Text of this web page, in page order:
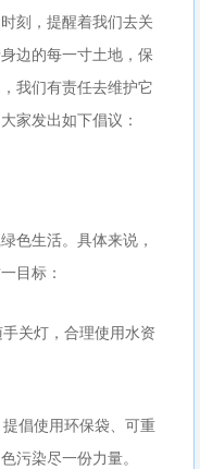
刻，提醒着我们去关
边的每一寸土地，保
我们有责任去维护它
家发出如下倡议：
色生活。具体来说，
目标：
关灯，合理使用水资
倡使用环保袋、可重
污染尽一份力量。